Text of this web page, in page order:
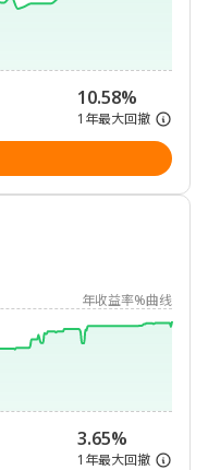
10.58%
1年最大回撤
年收益率%曲线
3.65%
1年最大回撤